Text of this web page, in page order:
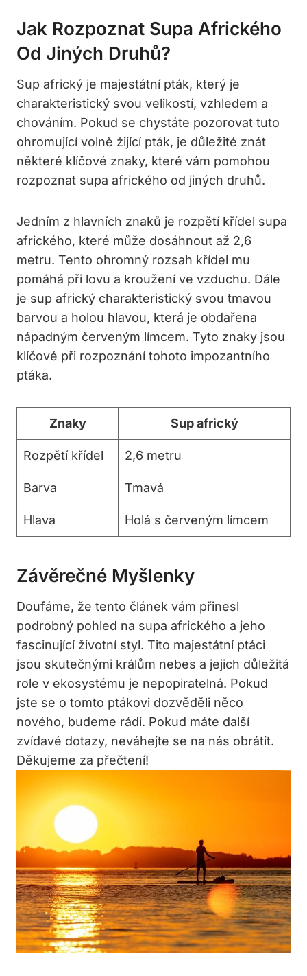
Jak Rozpoznat Supa Afrického
Od Jiných Druhů?
Sup africký je majestátní pták, který je
charakteristický svou velikostí, vzhledem a
chováním. Pokud se chystáte pozorovat tuto
ohromující volně žijící pták, je důležité znát
některé klíčové znaky, které vám pomohou
rozpoznat supa afrického od jiných druhů.
Jedním z hlavních znaků je rozpětí křídel supa
afrického, které může dosáhnout až 2,6
metru. Tento ohromný rozsah křídel mu
pomáhá při lovu a kroužení ve vzduchu. Dále
je sup africký charakteristický svou tmavou
barvou a holou hlavou, která je obdařena
nápadným červeným límcem. Tyto znaky jsou
klíčové při rozpoznání tohoto impozantního
ptáka.
Znaky Sup africký
Rozpětí křídel 2,6 metru
Barva Tmavá
Hlava Holá s červeným límcem
Závěrečné Myšlenky
Doufáme, že tento článek vám přinesl
podrobný pohled na supa afrického a jeho
fascinující životní styl. Tito majestátní ptáci
jsou skutečnými králům nebes a jejich důležitá
role v ekosystému je nepopiratelná. Pokud
jste se o tomto ptákovi dozvěděli něco
nového, budeme rádi. Pokud máte další
zvídavé dotazy, neváhejte se na nás obrátit.
Děkujeme za přečtení!